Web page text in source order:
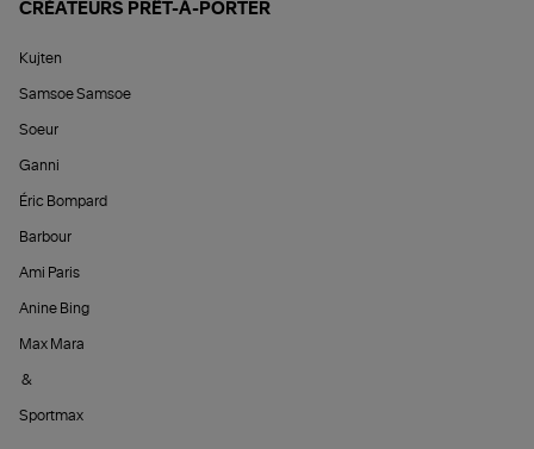
CRÉATEURS PRÊT-À-PORTER
Kujten
Samsoe Samsoe
Soeur
Ganni
Éric Bompard
Barbour
Ami Paris
Anine Bing
Max Mara
&
Sportmax